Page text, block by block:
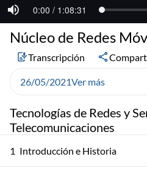
Tecnologías de Redes y
Telecomunicaciones
1 Introducción e Historia
Núcleo de Redes
Transcripción
26/05/2021Ver más